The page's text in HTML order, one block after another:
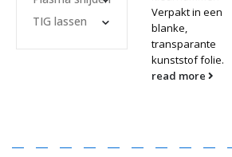
Verpakt in een
blanke,
transparante
kunststof folie.
read more
TIG lassen